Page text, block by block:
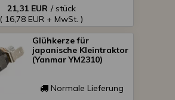
21,31 EUR / stück
( 16,78 EUR + MwSt. )
Glühkerze für
japanische Kleintraktor
(Yanmar YM2310)
Normale Lieferung